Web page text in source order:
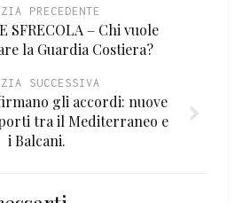
PRECEDENTE
SFRECOLA – Chi vuole
la Guardia Costiera?
SUCCESSIVA
gli accordi: nuove
tra il Mediterraneo e
i Balcani.